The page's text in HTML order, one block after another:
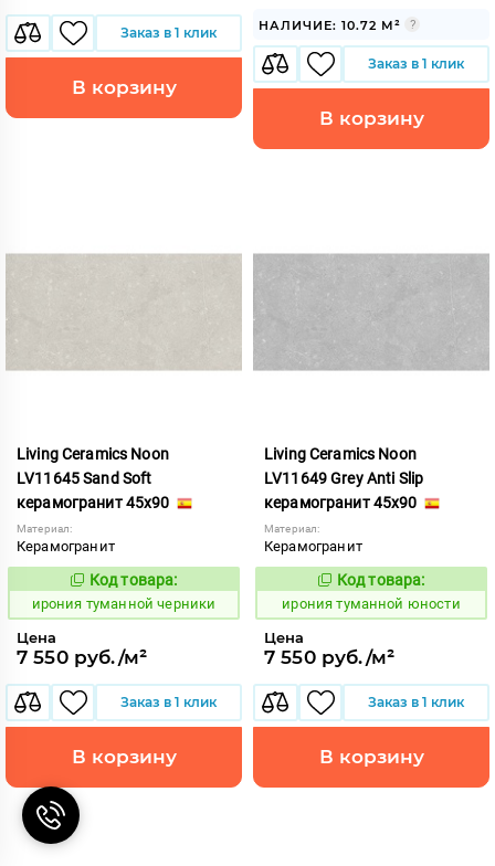
Заказ в 1 клик
В корзину
НАЛИЧИЕ: 10.72 М²
Заказ в 1 клик
В корзину
Living Ceramics Noon
LV11645 Sand Soft
керамогранит 45x90
Материал:
Керамогранит
1106994
Код товара:
ирония туманной черники
Цена
7 550 руб./м²
Заказ в 1 клик
В корзину
Living Ceramics Noon
LV11649 Grey Anti Slip
керамогранит 45x90
Материал:
Керамогранит
1106998
Код товара:
ирония туманной юности
Цена
7 550 руб./м²
Заказ в 1 клик
В корзину